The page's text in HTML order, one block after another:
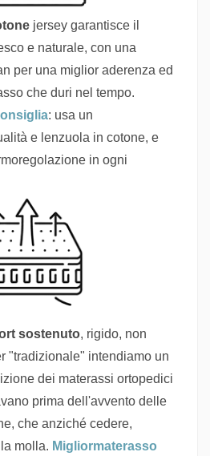
jersey garantisce il
e naturale, con una
per una miglior aderenza ed
che duri nel tempo.
: usa un
e lenzuola in cotone, e
in ogni
sostenuto, rigido, non
"tradizionale" intendiamo un
dei materassi ortopedici
prima dell'avvento delle
che anziché cedere,
molla. Migliormaterasso